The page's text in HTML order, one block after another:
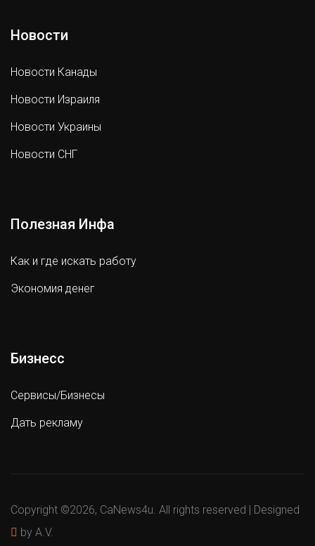
Новости
Новости Канады
Новости Израиля
Новости Украины
Новости СНГ
Полезная Инфа
Как и где искать работу
Экономия денег
Бизнесс
Сервисы/Бизнесы
Дать рекламу
Copyright ©2026, CaNews4u. All rights reserved | Designed
by A.V.